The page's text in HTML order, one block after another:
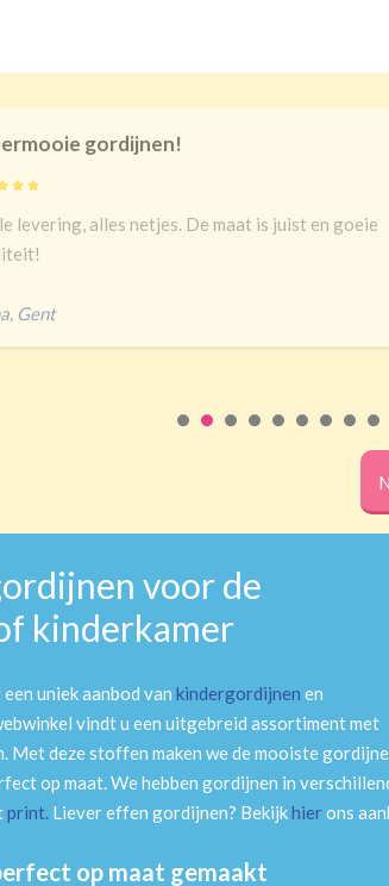
gordijnen!
alles netjes. De maat is juist en goeie
voor de
kinderkamer
uniek aanbod van kindergordijnen en
vindt u een uitgebreid assortiment met
deze stoffen maken we de mooiste
op maat. We hebben gordijnen in
print. Liever effen gordijnen? Bekijkhierons
op maat gemaakt